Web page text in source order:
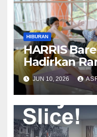
HIBURAN
HARRIS
Hadirkan
Wellness
Keluarga
2026
JUN 10, 2026